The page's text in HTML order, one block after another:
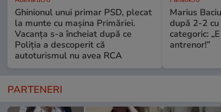
Ghinionul unui primar PSD, plecat
la munte cu mașina Primăriei.
Vacanța s-a încheiat după ce
Poliția a descoperit că
autoturismul nu avea RCA
Marius
după 2-2 cu
categoric:
antrenor!”
PARTENERI